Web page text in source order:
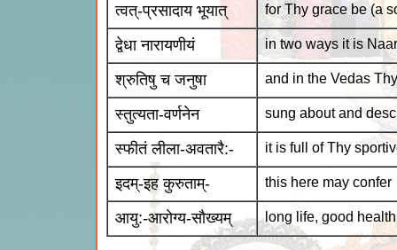
त्वत्-प्रसादाय भूयात् for Thy grace be (a
द्वेधा नारायणीयं in two ways it is
श्रुतिषु च जनुषा and in the Vedas
स्तुत्यता-वर्णनेन sung about and
स्फीतं लीला-अवतारै:- it is full of Thy
इदम्-इह कुरुताम्- this here may confer
आयु:-आरोग्य-सौख्यम् long life, good